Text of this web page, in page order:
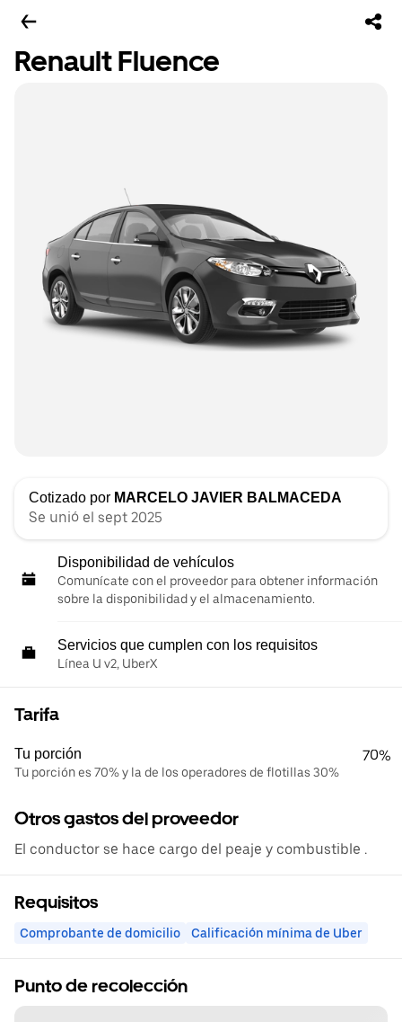
Renault Fluence
Cotizado por MARCELO JAVIER BALMACEDA
Se unió el sept 2025
Disponibilidad de vehículos
Comunícate con el proveedor para obtener información
sobre la disponibilidad y el almacenamiento.
Servicios que cumplen con los requisitos
Línea U v2, UberX
Tarifa
Tu porción
Tu porción es 70% y la de los operadores de flotillas 30%
70%
Otros gastos del proveedor
El conductor se hace cargo del peaje y combustible .
Requisitos
Comprobante de domicilio Calificación mínima de Uber
Punto de recolección